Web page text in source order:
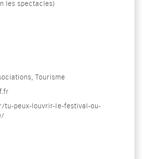
les spectacles)
Tourisme
tu-peux-louvrir-le-festival-ou-